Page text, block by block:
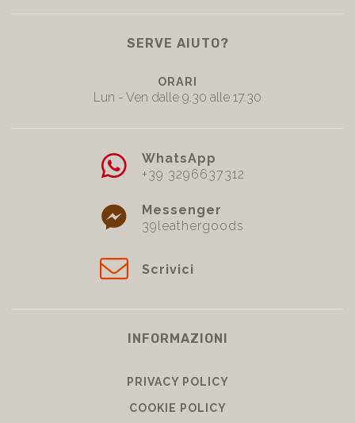
SERVE AIUTO?
ORARI
Lun - Ven dalle 9.30 alle 17.30
WhatsApp
+39 3296637312
Messenger
39leathergoods
Scrivici
INFORMAZIONI
PRIVACY POLICY
COOKIE POLICY